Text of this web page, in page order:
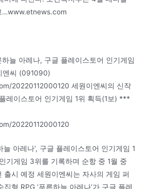
…www.etnews.com
늘 아레나, 구글 플레이스토어 인기게임
엔씨 (091090)
20220112000120 세원이엔씨의 신작
레이스토어 인기게임 1위 획득(1보) ***
20220112000120
늘 아레나’, 구글 플레이스토어 인기게임 1
기게임 3위를 기록하며 순항 중 1월 중
출시 예정 세원이엔씨는 자사의 게임 퍼
형 RPG ‘푸른하늘 아레나’가 구글 플레